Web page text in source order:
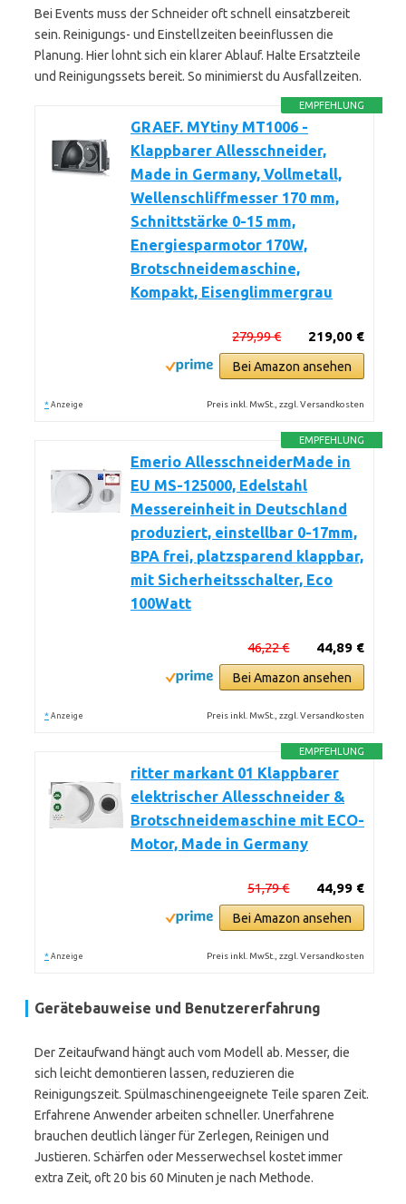
Bei Events muss der Schneider oft schnell einsatzbereit
sein. Reinigungs- und Einstellzeiten beeinflussen die
Planung. Hier lohnt sich ein klarer Ablauf. Halte Ersatzteile
und Reinigungssets bereit. So minimierst du Ausfallzeiten.
EMPFEHLUNG
GRAEF. MYtiny MT1006 -
Klappbarer Allesschneider,
Made in Germany, Vollmetall,
Wellenschliffmesser 170 mm,
Schnittstärke 0-15 mm,
Energiesparmotor 170W,
Brotschneidemaschine,
Kompakt, Eisenglimmergrau
219,00 €
279,99 €
Bei Amazon ansehen
* Anzeige Preis inkl. MwSt., zzgl. Versandkosten
EMPFEHLUNG
Emerio AllesschneiderMade in
EU MS-125000, Edelstahl
Messereinheit in Deutschland
produziert, einstellbar 0-17mm,
BPA frei, platzsparend klappbar,
mit Sicherheitsschalter, Eco
100Watt
44,89 €
46,22 €
Bei Amazon ansehen
* Anzeige Preis inkl. MwSt., zzgl. Versandkosten
EMPFEHLUNG
ritter markant 01 Klappbarer
elektrischer Allesschneider &
Brotschneidemaschine mit ECO-
Motor, Made in Germany
44,99 €
51,79 €
Bei Amazon ansehen
* Anzeige Preis inkl. MwSt., zzgl. Versandkosten
Gerätebauweise und Benutzererfahrung
Der Zeitaufwand hängt auch vom Modell ab. Messer, die
sich leicht demontieren lassen, reduzieren die
Reinigungszeit. Spülmaschinengeeignete Teile sparen Zeit.
Erfahrene Anwender arbeiten schneller. Unerfahrene
brauchen deutlich länger für Zerlegen, Reinigen und
Justieren. Schärfen oder Messerwechsel kostet immer
extra Zeit, oft 20 bis 60 Minuten je nach Methode.